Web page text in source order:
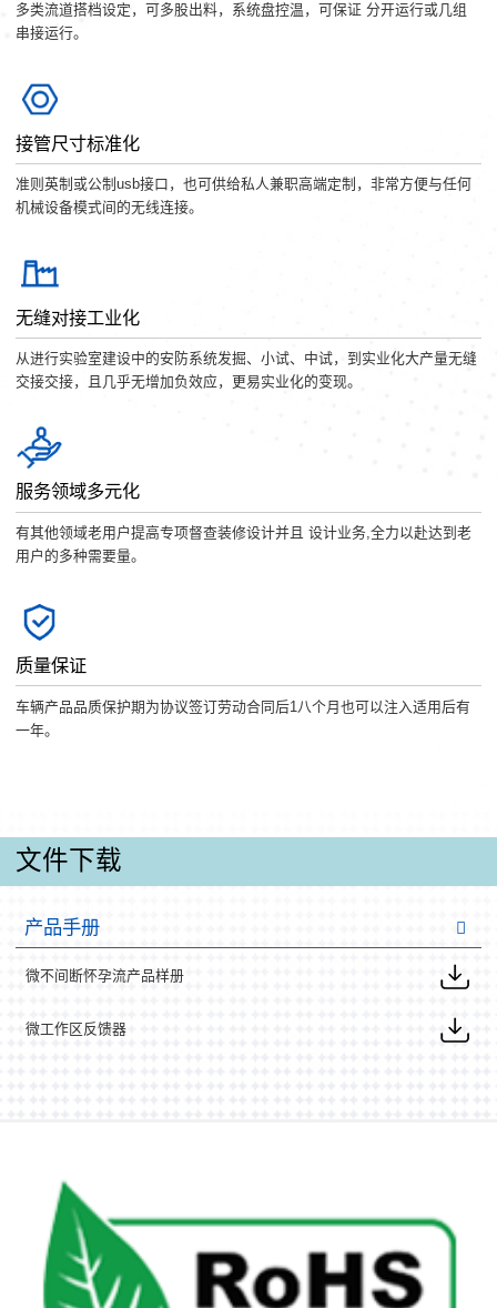
多类流道搭档设定，可多股出料，系统盘控温，可保证 分开运行或几组
串接运行。
接管尺寸标准化
准则英制或公制usb接口，也可供给私人兼职高端定制，非常方便与任何
机械设备模式间的无线连接。
无缝对接工业化
从进行实验室建设中的安防系统发掘、小试、中试，到实业化大产量无缝
交接交接，且几乎无增加负效应，更易实业化的变现。
服务领域多元化
有其他领域老用户提高专项督查装修设计并且 设计业务,全力以赴达到老
用户的多种需要量。
质量保证
车辆产品品质保护期为协议签订劳动合同后1八个月也可以注入适用后有
一年。
文件下载
产品手册
微不间断怀孕流产品样册
微工作区反馈器